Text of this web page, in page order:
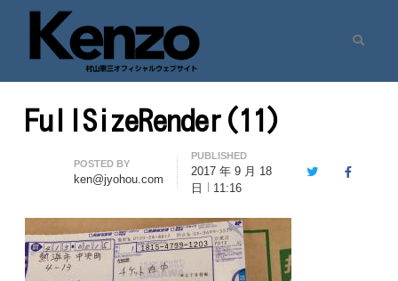
七転八起 – 村山憲三 Official Site
村山憲三ウェブサイト
FullSizeRender(11)
Author
POSTED BY
ken@jyohou.com
PUBLISHED
2017 年 9 月 18
日
11:16
TwitterFacebook